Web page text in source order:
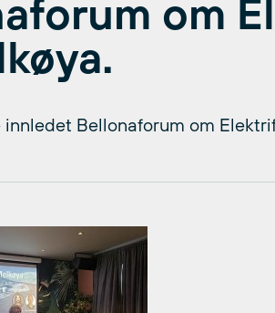
om
Bellonaforum om